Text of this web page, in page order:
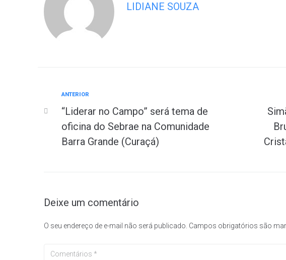
LIDIANE SOUZA
ANTERIOR
“Liderar no Campo” será tema de
oficina do Sebrae na Comunidade
Barra Grande (Curaçá)
Deixe um comentário
O seu endereço de e-mail não será publicado. Campos obrigatórios são